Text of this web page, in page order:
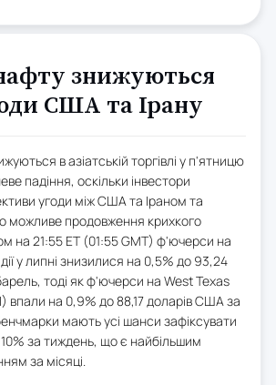
знижуються
США та Ірану
в азіатській торгівлі у п'ятницю
падіння, оскільки інвестори
угоди між США та Іраном та
можливе продовження крихкого
на 21:55 ET (01:55 GMT) ф'ючерси на
у липні знизилися на 0,5% до 93,24
тоді як ф'ючерси на West Texas
впали на 0,9% до 88,17 доларів США за
мають усі шанси зафіксувати
за тиждень, що є найбільшим
за місяці.